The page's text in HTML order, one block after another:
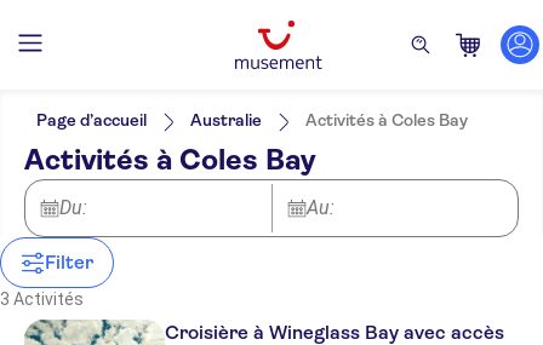
Filtres
NO-PICKUP
Options de billets
Entrée incluse
Touche locale
Confirmation instantanée
Enfants gratuits
Activités
Croisières
Activités de plein air
Langue
Page d’accueil Australie Activités à Coles Bay
Activités à Coles Bay
Du: Au:
Filter
3 Activités
Croisière à Wineglass Bay avec accès